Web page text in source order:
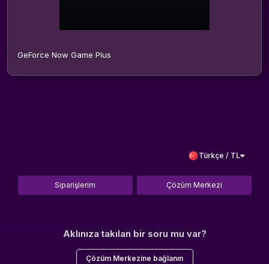
GeForce Now Game Plus
Türkçe / TL
Siparişlerim Çözüm Merkezi
Aklınıza takılan bir soru mu var?
Çözüm Merkezine bağlanın